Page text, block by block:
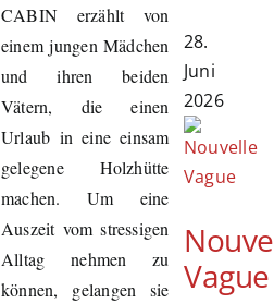
CABIN erzählt von
einem jungen Mädchen
und ihren beiden
Vätern, die einen
Urlaub in eine einsam
gelegene Holzhütte
machen. Um eine
Auszeit vom stressigen
Alltag nehmen zu
können, gelangen sie
28.
Juni
2026
Vague